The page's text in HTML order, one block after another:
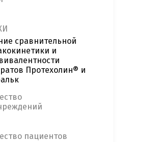
сравнительной
и
Протехолин® и
пациентов